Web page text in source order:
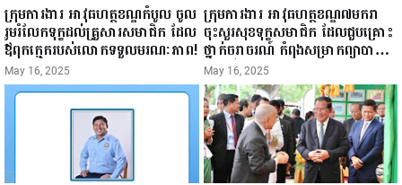
ក្រុមការងារ អាវុធហត្ថខណ្ឌកំបូល ចូល
រួមរំលែកទុក្ខដល់គ្រួសារសមាជិក ដែល
ឪពុកក្មេករបស់លោកទទួលមរណៈភាព!
May 16, 2025
ក្រុមការងារ អាវុធហត្ថខណ្ឌ៧មករា
ចុះសួរសុខទុក្ខសមាជិក ដែលជួបគ្រោះ
ថ្នាក់ចរាចរណ៍ កំពុងសម្រាកព្យាបាល
នៅមន្ទីរពេទ្យ!
May 16, 2025